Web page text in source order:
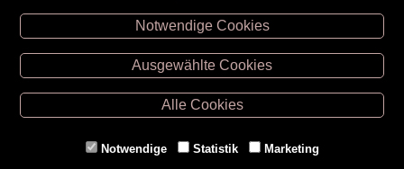
Unsere Öffnungszeiten
Retz -02942/20433
Hollabrunn -02952/30057
Eggenburg -02984/3836
Gmünd -
Notwendige Cookies
Ausgewählte Cookies
Alle Cookies
Notwendige Statistik Marketing